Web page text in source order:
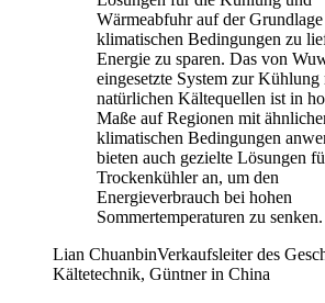
Wärmeabfuhr auf der
klimatischen Bedingungen zu
Energie zu sparen. Das von
eingesetzte System zur Kühlung
natürlichen Kältequellen ist in
Maße auf Regionen mit
klimatischen Bedingungen
bieten auch gezielte Lösungen
Trockenkühler an, um den
Energieverbrauch bei hohen
Sommertemperaturen zu senken.
Lian ChuanbinVerkaufsleiter des
Kältetechnik, Güntner in China